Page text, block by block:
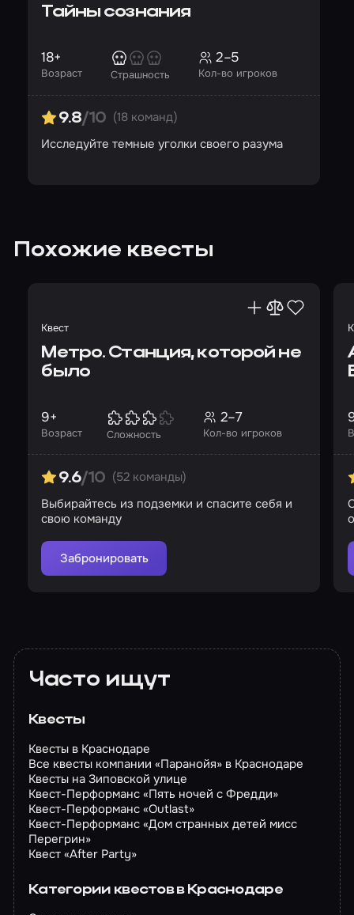
Тайны сознания
Возраст
18+
Страшность Кол-во игроков
2–5
9.8/10 (18 команд)
Исследуйте темные уголки своего разума
Похожие квесты
Квест
Метро. Станция, которой не
было
Возраст
9+
Сложность Кол-во игроков
2–7
9.6/10 (52 команды)
Выбирайтесь из подземки и спасите себя и
свою команду
Забронировать
Часто ищут
Квесты
Квесты в Краснодаре
Все квесты компании «Паранойя» в Краснодаре
Квесты на Зиповской улице
Квест-Перформанс «Пять ночей с Фредди»
Квест-Перформанс «Outlast»
Квест-Перформанс «Дом странных детей мисс
Перегрин»
Квест «After Party»
Категории квестов в Краснодаре